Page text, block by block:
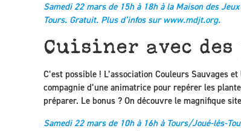
Samedi 22 mars de 15h à 18h à la Maison des
Tours. Gratuit. Plus d’infos sur www.mdjt.org.
Cuisiner avec des
C’est possible ! L’association Couleurs Sauvages
compagnie d’une animatrice pour repérer les
préparer. Le bonus ? On découvre le magnifique
Samedi 22 mars de 10h à 16h à Tours/Joué-lès-